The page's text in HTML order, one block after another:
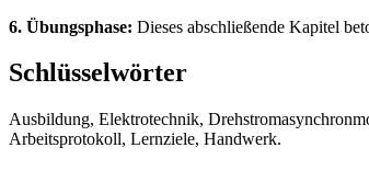
6. Übungsphase: Dieses abschließende Kapitel
Schlüsselwörter
Ausbildung, Elektrotechnik,
Arbeitsprotokoll, Lernziele, Handwerk.